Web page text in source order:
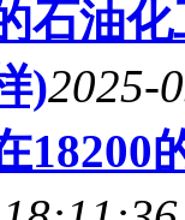
石油
)2025-
18200